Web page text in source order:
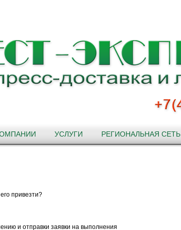
УСЛУГИ РЕГИОНАЛЬНАЯ СЕТЬ
привезти?
и отправки заявки на выполнения